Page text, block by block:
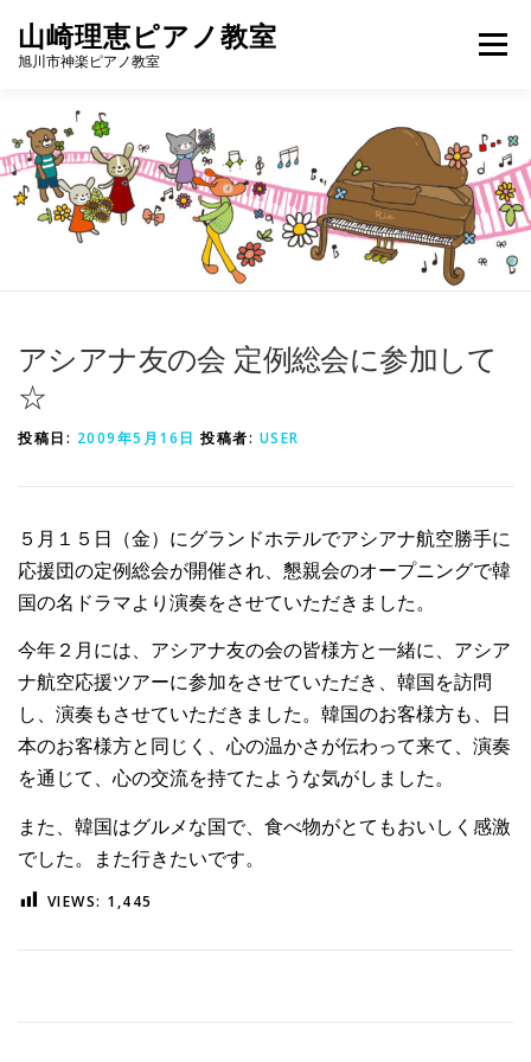
ツ
へ
ス
山崎理恵ピアノ教室
旭川市神楽ピアノ教室
メニ
教室について レッスンコース プロフィール
アクセス お問い合わせ ブログ
アシアナ友の会 定例総会に参加して
☆
投稿日: 2009年5月16日 投稿者: USER
５月１５日（金）にグランドホテルでアシアナ航空勝手に
応援団の定例総会が開催され、懇親会のオープニングで韓
国の名ドラマより演奏をさせていただきました。
今年２月には、アシアナ友の会の皆様方と一緒に、アシア
ナ航空応援ツアーに参加をさせていただき、韓国を訪問
し、演奏もさせていただきました。韓国のお客様方も、日
本のお客様方と同じく、心の温かさが伝わって来て、演奏
を通じて、心の交流を持てたような気がしました。
また、韓国はグルメな国で、食べ物がとてもおいしく感激
でした。また行きたいです。
VIEWS: 1,445